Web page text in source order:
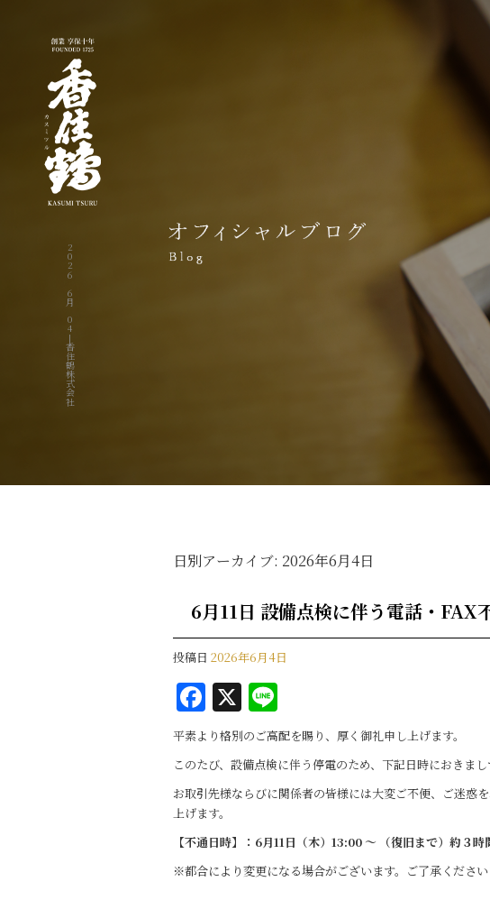
2026 6月 04|香住鶴株式会社
日別アーカイブ: 2026年6月4日
6月11日 設備点検に伴う電話・FAX
投稿日 2026年6月4日
F
a
c
e
b
o
o
X
n
e
平素より格別のご高配を賜り、厚く御礼申し上げます。
このたび、設備点検に伴う停電のため、下記日時におきま
お取引先様ならびに関係者の皆様には大変ご不便、ご迷惑
上げます。
【不通日時】：6月11日（木）13:00 ～ （復旧まで）約３時
※都合により変更になる場合がございます。ご了承ください